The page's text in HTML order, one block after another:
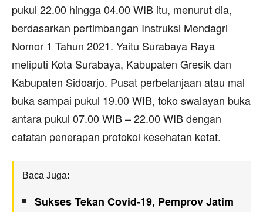
pukul 22.00 hingga 04.00 WIB itu, menurut dia,
berdasarkan pertimbangan Instruksi Mendagri
Nomor 1 Tahun 2021. Yaitu Surabaya Raya
meliputi Kota Surabaya, Kabupaten Gresik dan
Kabupaten Sidoarjo. Pusat perbelanjaan atau mal
buka sampai pukul 19.00 WIB, toko swalayan buka
antara pukul 07.00 WIB – 22.00 WIB dengan
catatan penerapan protokol kesehatan ketat.
Baca Juga:
Sukses Tekan Covid-19, Pemprov Jatim